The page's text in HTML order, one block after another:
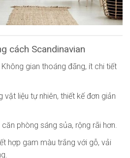
cách Scandinavian
Không gian thoáng đãng, ít chi tiết
vật liệu tự nhiên, thiết kế đơn giản
căn phòng sáng sủa, rộng rãi hơn.
hợp gam màu trắng với gỗ, vải